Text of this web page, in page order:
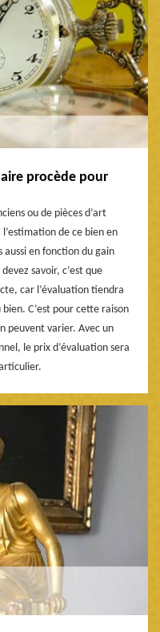
procède pour
ou de pièces d’art
de ce bien en
en fonction du gain
savoir, c’est que
car l’évaluation tiendra
C’est pour cette raison
peuvent varier. Avec un
le prix d’évaluation sera